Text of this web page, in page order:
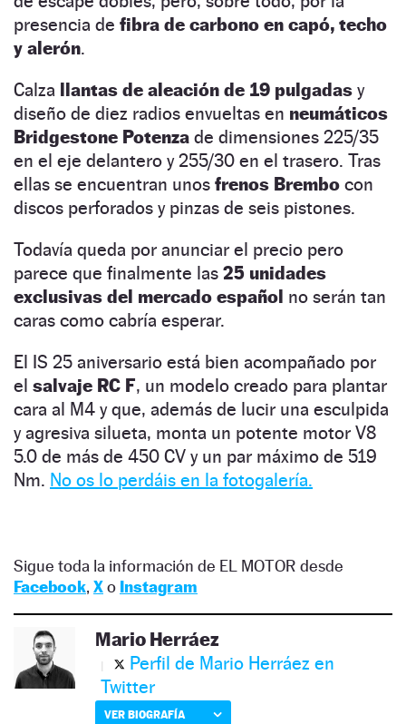
presencia de fibra de carbono en capó, techo
y alerón.
Calza llantas de aleación de 19 pulgadas y
diseño de diez radios envueltas en neumáticos
Bridgestone Potenza de dimensiones 225/35
en el eje delantero y 255/30 en el trasero. Tras
ellas se encuentran unos frenos Brembo con
discos perforados y pinzas de seis pistones.
Todavía queda por anunciar el precio pero
parece que finalmente las 25 unidades
exclusivas del mercado español no serán tan
caras como cabría esperar.
El IS 25 aniversario está bien acompañado por
el salvaje RC F, un modelo creado para plantar
cara al M4 y que, además de lucir una esculpida
y agresiva silueta, monta un potente motor V8
5.0 de más de 450 CV y un par máximo de 519
Nm. No os lo perdáis en la fotogalería.
Sigue toda la información de EL MOTOR desde
Facebook, Xo Instagram
Mario Herráez
Perfil de Mario Herráez en
Twitter
VER BIOGRAFÍA